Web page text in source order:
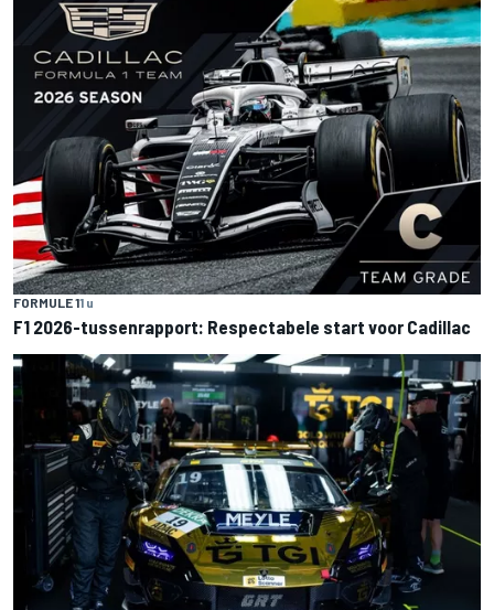
FORMULE 11 u
F1 2026-tussenrapport: Respectabele start voor Cadillac